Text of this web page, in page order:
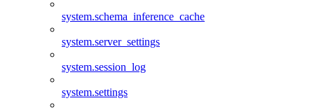
system.schema_inference_cache
system.server_settings
system.session_log
system.settings